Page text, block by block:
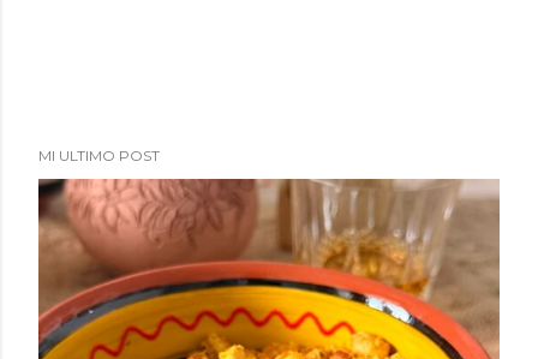
MI ULTIMO POST